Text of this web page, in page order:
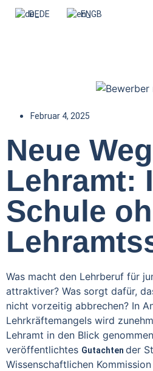
DE EN
Februar 4, 2025
Neue
Lehramt:
Schule
Was macht den Lehrberuf für
attraktiver? Was sorgt dafür,
nicht vorzeitig abbrechen? In
Lehrkräftemangels wird
Lehramt in den Blick
veröffentlichtes Gutachten der
Wissenschaftlichen